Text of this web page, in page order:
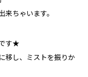
ちゃいます。
す★
移し、ミストを振りか